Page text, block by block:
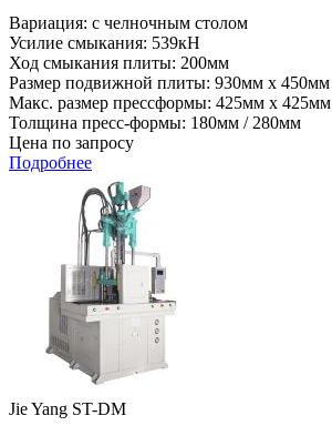
Вариация: с челночным столом
Усилие смыкания: 539кН
Ход смыкания плиты: 200мм
Размер подвижной плиты: 930мм x 450мм
Макс. размер прессформы: 425мм x 425мм
Толщина пресс-формы: 180мм / 280мм
Цена по запросу
Подробнее
Jie Yang ST-DM